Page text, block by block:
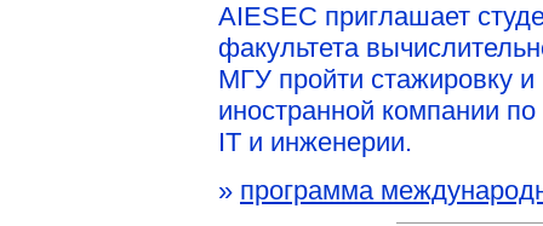
AIESEC приглашает
факультета
МГУ пройти стажировку
иностранной компании
IT и инженерии.
» программа